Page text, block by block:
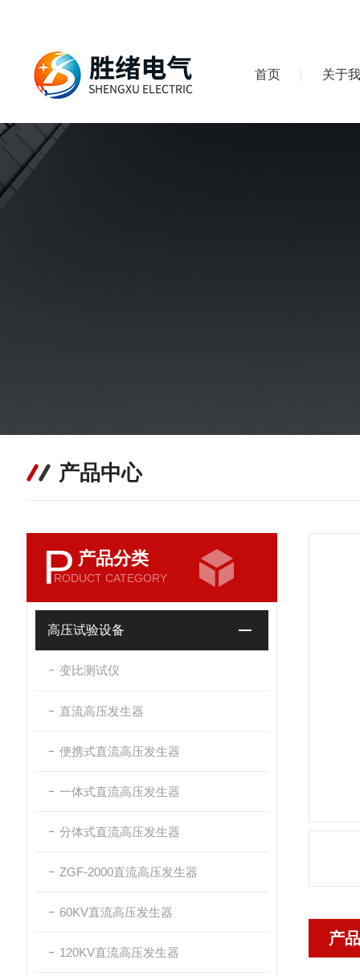
首页 关于
产品中心
P 产品分类
RODUCT CATEGORY
高压试验设备
变比测试仪
直流高压发生器
便携式直流高压发生器
一体式直流高压发生器
分体式直流高压发生器
ZGF-2000直流高压发生器
60KV直流高压发生器
120KV直流高压发生器
产